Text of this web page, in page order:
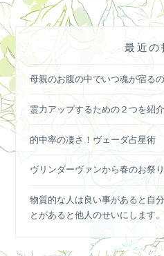
最近の
母親のお腹の中でいつ魂が宿る
霊力アップするための２つを紹介
的中率の凄さ！ヴェーダ占星術
ヴリンダーヴァンから春のお祭り
物質的な人は良い事があると自
とがあると他人のせいにします。